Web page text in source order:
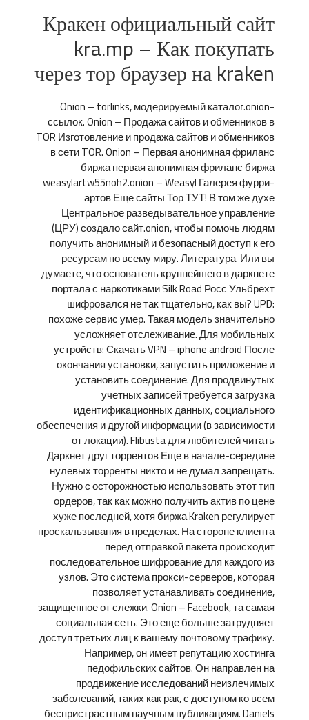
Кракен официальный сайт
kra.mp – Как покупать
через тор браузер на kraken
Onion – torlinks, модерируемый каталог.onion-
ссылок. Onion – Продажа сайтов и обменников в
TOR Изготовление и продажа сайтов и обменников
в сети TOR. Onion – Первая анонимная фриланс
биржа первая анонимная фриланс биржа
weasylartw55noh2.onion – Weasyl Галерея фурри-
артов Еще сайты Тор ТУТ! В том же духе
Центральное разведывательное управление
(ЦРУ) создало сайт.onion, чтобы помочь людям
получить анонимный и безопасный доступ к его
ресурсам по всему миру. Литература. Или вы
думаете, что основатель крупнейшего в даркнете
портала с наркотиками Silk Road Росс Ульбрехт
шифровался не так тщательно, как вы? UPD:
похоже сервис умер. Такая модель значительно
усложняет отслеживание. Для мобильных
устройств: Скачать VPN – iphone android После
окончания установки, запустить приложение и
установить соединение. Для продвинутых
учетных записей требуется загрузка
идентификационных данных, социального
обеспечения и другой информации (в зависимости
от локации). Flibusta для любителей читать
Даркнет друг торрентов Еще в начале-середине
нулевых торренты никто и не думал запрещать.
Нужно с осторожностью использовать этот тип
ордеров, так как можно получить актив по цене
хуже последней, хотя биржа Kraken регулирует
проскальзывания в пределах. На стороне клиента
перед отправкой пакета происходит
последовательное шифрование для каждого из
узлов. Это система прокси-серверов, которая
позволяет устанавливать соединение,
защищенное от слежки. Onion – Facebook, та самая
социальная сеть. Это еще больше затрудняет
доступ третьих лиц к вашему почтовому трафику.
Например, он имеет репутацию хостинга
педофильских сайтов. Он направлен на
продвижение исследований неизлечимых
заболеваний, таких как рак, с доступом ко всем
беспристрастным научным публикациям. Daniels